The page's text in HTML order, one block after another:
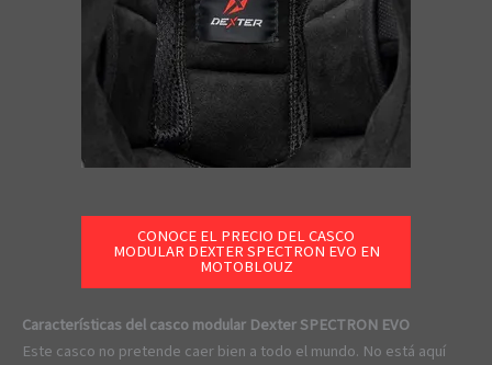
CONOCE EL PRECIO DEL CASCO
MODULAR DEXTER SPECTRON EVO EN
MOTOBLOUZ
Características del casco modular Dexter SPECTRON EVO
Este casco no pretende caer bien a todo el mundo. No está aquí